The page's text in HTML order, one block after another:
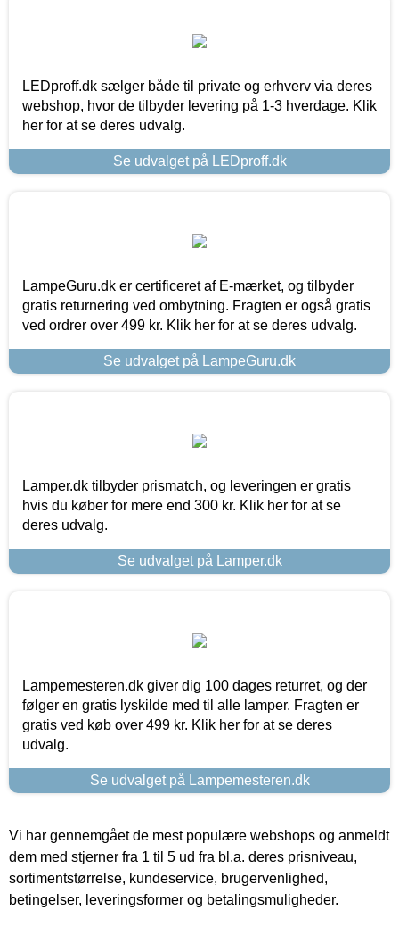
LEDproff.dk sælger både til private og erhverv via deres
webshop, hvor de tilbyder levering på 1-3 hverdage. Klik
her for at se deres udvalg.
Se udvalget på LEDproff.dk
LampeGuru.dk er certificeret af E-mærket, og tilbyder
gratis returnering ved ombytning. Fragten er også gratis
ved ordrer over 499 kr. Klik her for at se deres udvalg.
Se udvalget på LampeGuru.dk
Lamper.dk tilbyder prismatch, og leveringen er gratis
hvis du køber for mere end 300 kr. Klik her for at se
deres udvalg.
Se udvalget på Lamper.dk
Lampemesteren.dk giver dig 100 dages returret, og der
følger en gratis lyskilde med til alle lamper. Fragten er
gratis ved køb over 499 kr. Klik her for at se deres
udvalg.
Se udvalget på Lampemesteren.dk
Vi har gennemgået de mest populære webshops og anmeldt
dem med stjerner fra 1 til 5 ud fra bl.a. deres prisniveau,
sortimentstørrelse, kundeservice, brugervenlighed,
betingelser, leveringsformer og betalingsmuligheder.